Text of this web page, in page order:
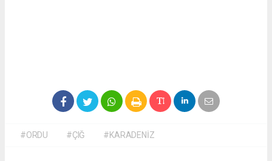
#ORDU #ÇIĞ #KARADENİZ